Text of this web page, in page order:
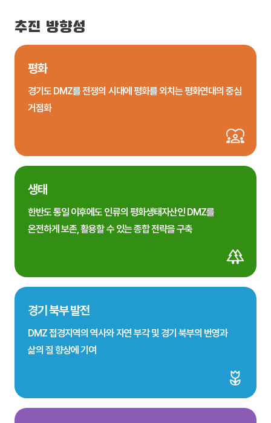
추진 방향성
평화
경기도 DMZ를 전쟁의 시대에 평화를 외치는 평화연대의 중심
거점화
생태
한반도 통일 이후에도 인류의 평화생태자산인 DMZ를
온전하게 보존, 활용할 수 있는 종합 전략을 구축
경기 북부 발전
DMZ 접경지역의 역사와 자연 부각 및 경기 북부의 번영과
삶의 질 향상에 기여